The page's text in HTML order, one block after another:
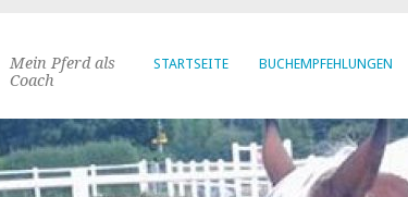
STARTSEITE BUCHEMPFEHLUNGEN
Mein Pferd als
Coach